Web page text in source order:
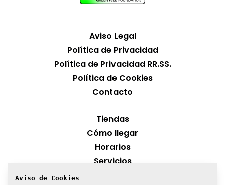
Aviso Legal
Política de Privacidad
Política de Privacidad RR.SS.
Política de Cookies
Contacto
Tiendas
Cómo llegar
Horarios
Servicios
Aviso de Cookies